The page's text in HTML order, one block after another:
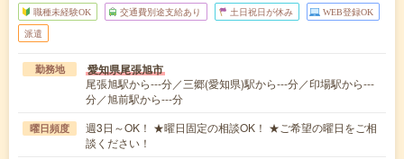
職種未経験OK 交通費別途支給あり 土日祝日が休み WEB登録OK
派遣
勤務地 愛知県尾張旭市
尾張旭駅から---分／三郷(愛知県)駅から---分／印場駅から---
分／旭前駅から---分
曜日頻度
週3日～OK！ ★曜日固定の相談OK！ ★ご希望の曜日をご相
談ください！